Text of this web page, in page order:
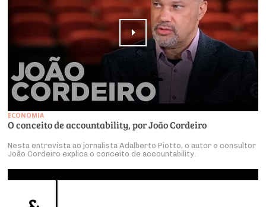
ECONOMIA
O conceito de accountability, por João Cordeiro
Nesta entrevista ao jornalista Adalberto Piotto, o autor e consultor
João Cordeiro explica o conceito de accountability.